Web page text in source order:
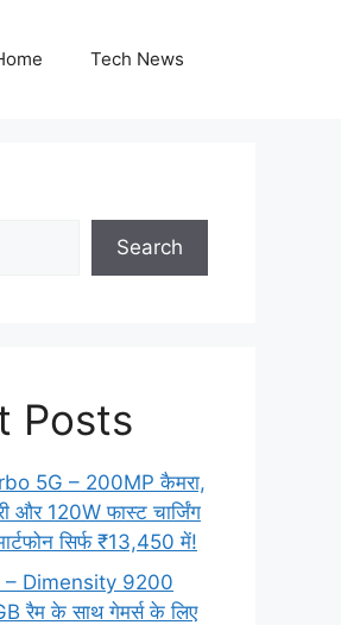
Tech News
Search
Posts
5G – 200MP कैमरा,
और 120W फास्ट चार्जिंग
सिर्फ ₹13,450 में!
Dimensity 9200
रैम के साथ गेमर्स के लिए